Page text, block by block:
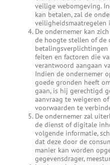
veilige webomgeving.
kan betalen, zal de
veiligheidsmaatregelen
De ondernemer kan
de hoogte stellen of de
betalingsverplichtingen
feiten en factoren die
verantwoord aangaan
Indien de ondernemer
goede gronden heeft
gaan, is hij gerechtigd
aanvraag te weigeren
voorwaarden te
De ondernemer zal
de dienst of digitale
volgende informatie,
dat deze door de
manier kan worden
gegevensdrager,